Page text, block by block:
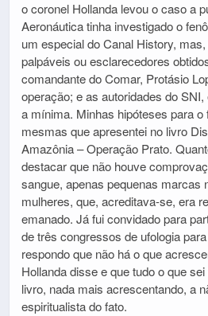
o coronel Hollanda levou o caso a
Aeronáutica tinha investigado o
um especial do Canal History,
palpáveis ou esclarecedores
comandante do Comar, Protásio
operação; e as autoridades do
a mínima. Minhas hipóteses para
mesmas que apresentei no livro
Amazônia – Operação Prato.
destacar que não houve
sangue, apenas pequenas marcas
mulheres, que, acreditava-se, era
emanado. Já fui convidado para
de três congressos de ufologia
respondo que não há o que
Hollanda disse e que tudo o que
livro, nada mais acrescentando, a
espiritualista do fato.